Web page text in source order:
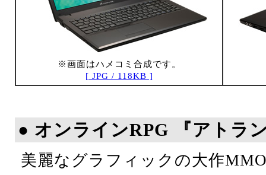
※画面はハメコミ合成です。
[ JPG / 118KB ]
● オンラインRPG 『アトラ
美麗なグラフィックの大作